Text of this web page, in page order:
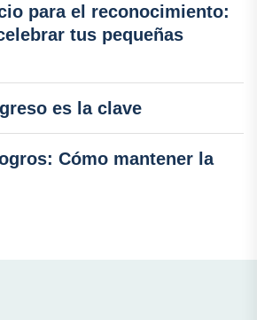
para el reconocimiento:
tus pequeñas
es la clave
Cómo mantener la